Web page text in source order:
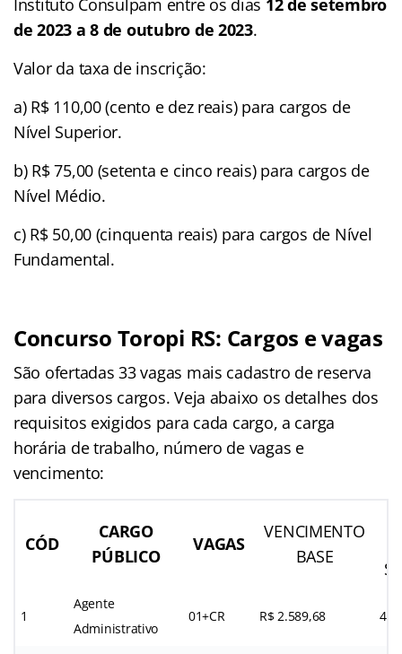
Instituto Consulpam entre os dias 12 de setembro
de 2023 a 8 de outubro de 2023.
Valor da taxa de inscrição:
a) R$ 110,00 (cento e dez reais) para cargos de
Nível Superior.
b) R$ 75,00 (setenta e cinco reais) para cargos de
Nível Médio.
c) R$ 50,00 (cinquenta reais) para cargos de Nível
Fundamental.
Concurso Toropi RS: Cargos e vagas
São ofertadas 33 vagas mais cadastro de reserva
para diversos cargos. Veja abaixo os detalhes dos
requisitos exigidos para cada cargo, a carga
horária de trabalho, número de vagas e
vencimento:
CÓD
CARGO
PÚBLICO
VAGAS
VENCIMENTO
BASE
1
Agente
Administrativo
01+CR R$ 2.589,68 44h